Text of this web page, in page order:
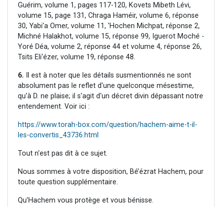
Guérim, volume 1, pages 117-120, Kovets Mibeth Lévi,
volume 15, page 131, Chraga Haméir, volume 6, réponse
30, Yabi'a Omer, volume 11, 'Hochen Michpat, réponse 2,
Michné Halakhot, volume 15, réponse 99, Iguerot Moché -
Yoré Déa, volume 2, réponse 44 et volume 4, réponse 26,
Tsits Eli'ézer, volume 19, réponse 48.
6. Il est à noter que les détails susmentionnés ne sont
absolument pas le reflet d'une quelconque mésestime,
qu'à D. ne plaise; il s'agit d'un décret divin dépassant notre
entendement. Voir ici :
https://www.torah-box.com/question/hachem-aime-t-il-
les-convertis_43736.html
Tout n'est pas dit à ce sujet.
Nous sommes à votre disposition, Bé’ézrat Hachem, pour
toute question supplémentaire.
Qu’Hachem vous protège et vous bénisse.